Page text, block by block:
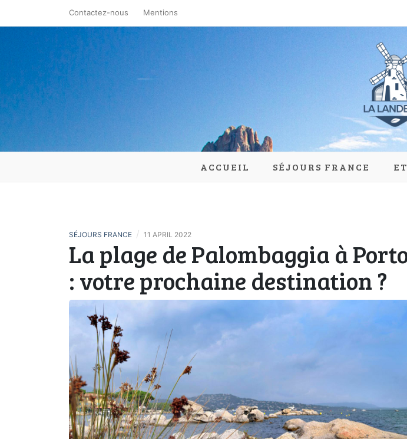
Contactez-nous Mentions
la-lande-du-
ACCUEIL SÉJOURS FRANCE
SÉJOURS FRANCE / 11 APRIL 2022
La plage de Palombaggia à
: votre prochaine destination ?